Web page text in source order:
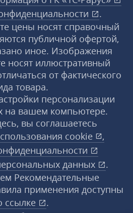
.
цены носят справочный
публичной офертой,
иное. Изображения
носят иллюстративный
от фактического
товара.
персонализации
на вашем компьютере.
вы соглашаетесь
cookie
,
данных
.
Рекомендательные
применения доступны
ссылке
.